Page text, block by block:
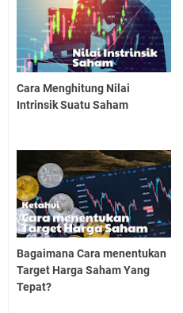
Cara Menghitung Nilai
Intrinsik Suatu Saham
Bagaimana Cara menentukan
Target Harga Saham Yang
Tepat?